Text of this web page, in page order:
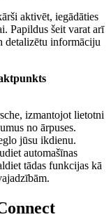
aktivēt, iegādāties
Papildus šeit varat arī
detalizētu informāciju
izmantojot lietotni
no ārpuses.
jūsu ikdienu.
automašīnas
tādas funkcijas kā